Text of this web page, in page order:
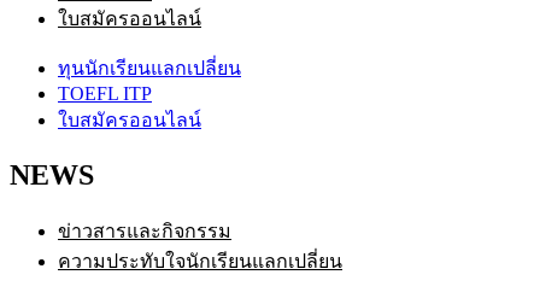
ใบสมัครออนไลน์
ทุนนักเรียนแลกเปลี่ยน
TOEFL ITP
ใบสมัครออนไลน์
NEWS
ข่าวสารและกิจกรรม
ความประทับใจนักเรียนแลกเปลี่ยน